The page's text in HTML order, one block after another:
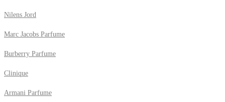
Nilens Jord
Marc Jacobs Parfume
Burberry Parfume
Clinique
Armani Parfume